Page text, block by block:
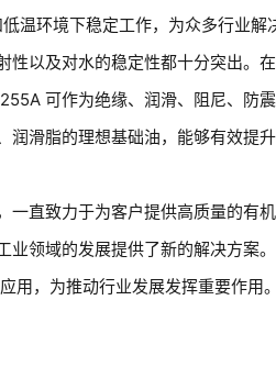
环境下稳定工作，为众多行业解
性以及对水的稳定性都十分突出
可作为绝缘、润滑、阻尼、防震
滑脂的理想基础油，能够有效提
直致力于为客户提供高质量的有
领域的发展提供了新的解决方案
，为推动行业发展发挥重要作用。